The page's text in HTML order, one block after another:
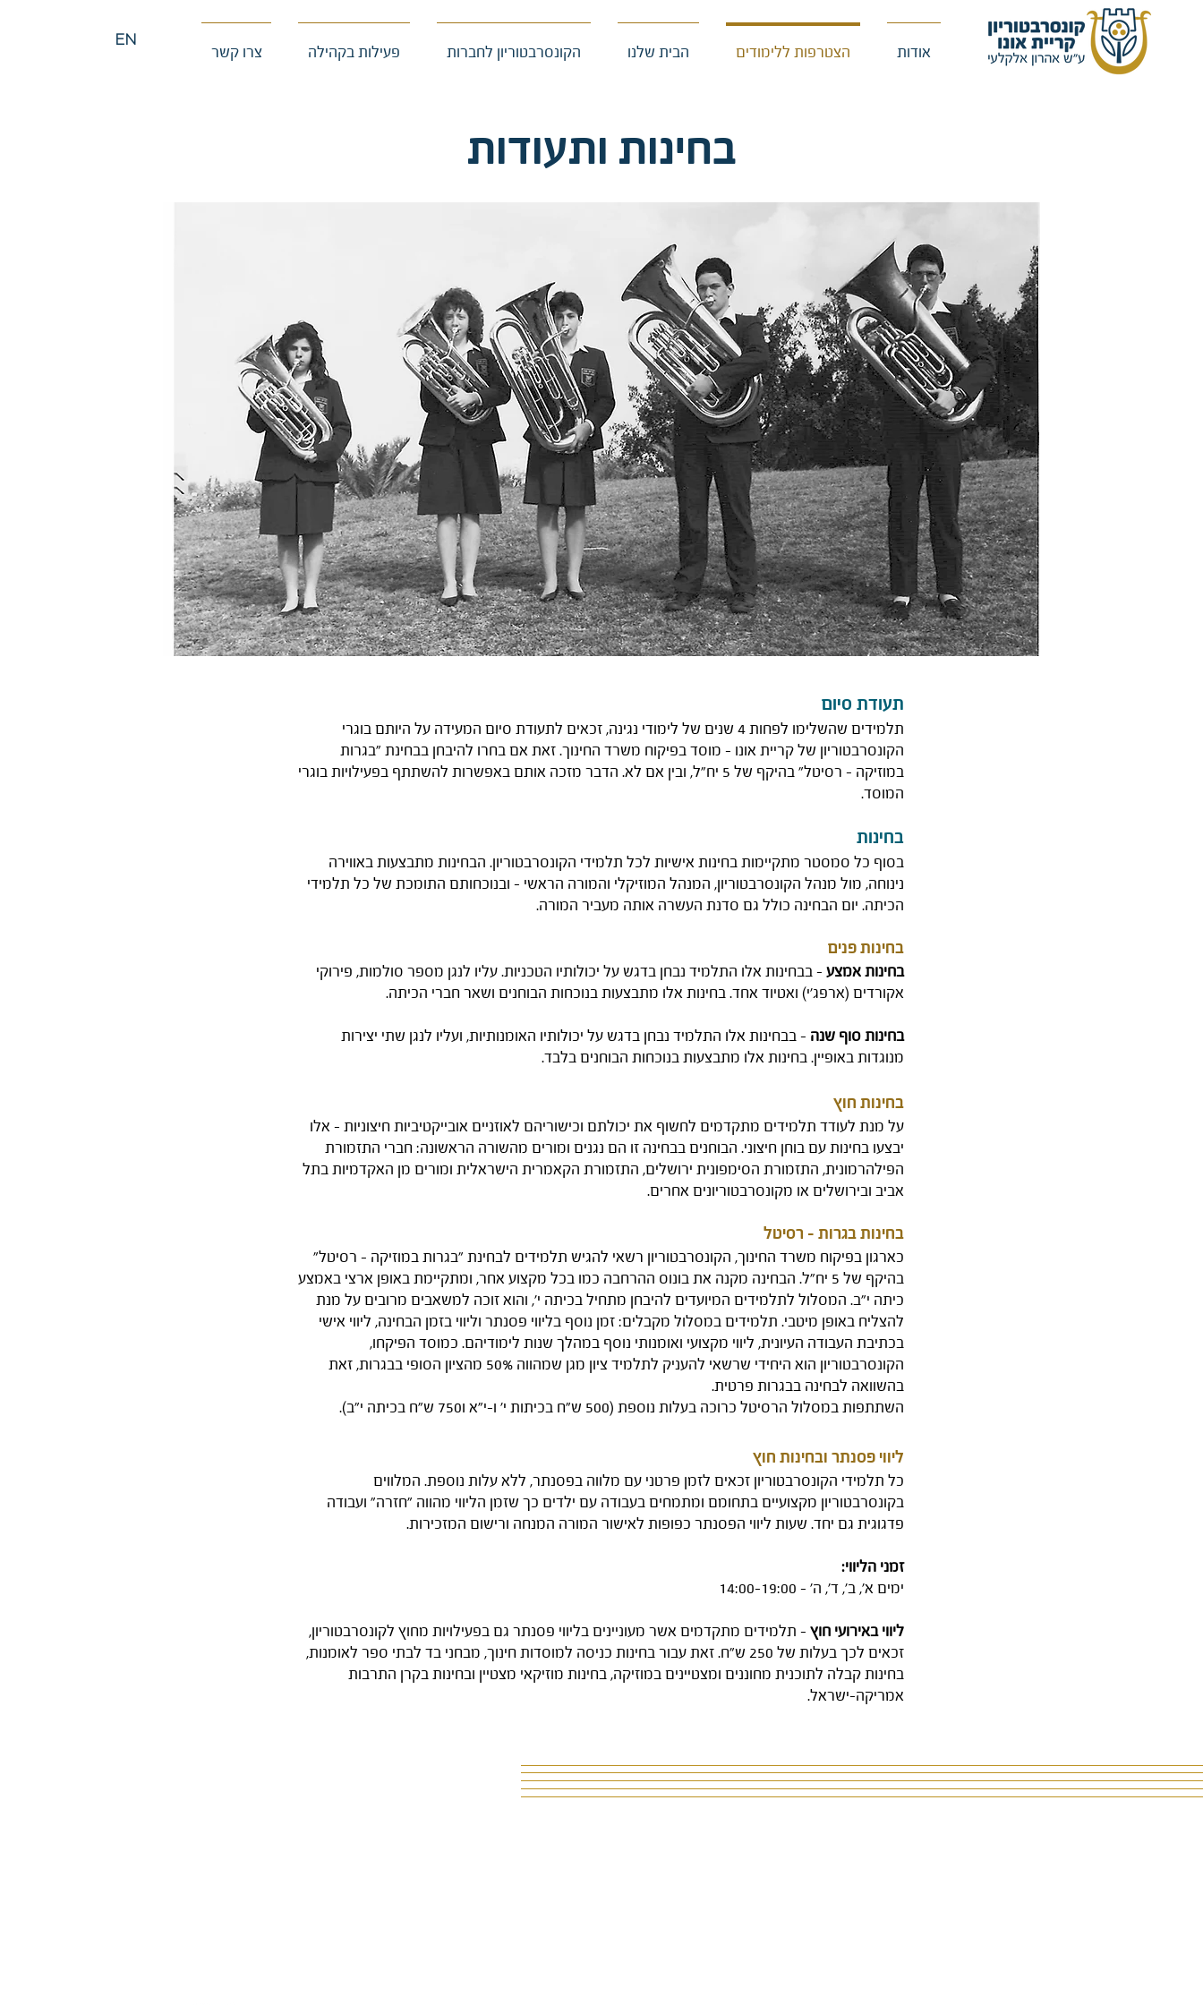
אודות הצטרפות ללימודים הבית שלנו הקונסרבטוריון לחברות פעילות בקהילה צרו קשר
EN
בחינות ותעודות
תעודת סיום
תלמידים שהשלימו לפחות 4 שנים של לימודי נגינה, זכאים לתעודת סיום המעידה על היותם בוגרי
הקונסרבטוריון של קריית אונו - מוסד בפיקוח משרד החינוך. זאת אם בחרו להיבחן בבחינת "בגרות
במוזיקה - רסיטל" בהיקף של 5 יח"ל, ובין אם לא. הדבר מזכה אותם באפשרות להשתתף בפעילויות בוגרי
המוסד.
בחינות
בסוף כל סמסטר מתקיימות בחינות אישיות לכל תלמידי הקונסרבטוריון. הבחינות מתבצעות באווירה
נינוחה, מול מנהל הקונסרבטוריון, המנהל המוזיקלי והמורה הראשי - ובנוכחותם התומכת של כל תלמידי
הכיתה. יום הבחינה כולל גם סדנת העשרה אותה מעביר המורה.
בחינות פנים
בחינות אמצע - בבחינות אלו התלמיד נבחן בדגש על יכולותיו הטכניות. עליו לנגן מספר סולמות, פירוקי
אקורדים (ארפג'י) ואטיוד אחד. בחינות אלו מתבצעות בנוכחות הבוחנים ושאר חברי הכיתה.
בחינות סוף שנה - בבחינות אלו התלמיד נבחן בדגש על יכולותיו האומנותיות, ועליו לנגן שתי יצירות
מנוגדות באופיין. בחינות אלו מתבצעות בנוכחות הבוחנים בלבד.
בחינות חוץ
על מנת לעודד תלמידים מתקדמים לחשוף את יכולתם וכישוריהם לאוזניים אובייקטיביות חיצוניות - אלו
יבצעו בחינות עם בוחן חיצוני. הבוחנים בבחינה זו הם נגנים ומורים מהשורה הראשונה: חברי התזמורת
הפילהרמונית, התזמורת הסימפונית ירושלים, התזמורת הקאמרית הישראלית ומורים מן האקדמיות בתל
אביב ובירושלים או מקונסרבטוריונים אחרים.
בחינות בגרות - רסיטל
כארגון בפיקוח משרד החינוך, הקונסרבטוריון רשאי להגיש תלמידים לבחינת "בגרות במוזיקה - רסיטל"
בהיקף של 5 יח"ל. הבחינה מקנה את בונוס ההרחבה כמו בכל מקצוע אחר, ומתקיימת באופן ארצי באמצע
כיתה י"ב. המסלול לתלמידים המיועדים להיבחן מתחיל בכיתה י', והוא זוכה למשאבים מרובים על מנת
להצליח באופן מיטבי. תלמידים במסלול מקבלים: זמן נוסף בליווי פסנתר וליווי בזמן הבחינה, ליווי אישי
בכתיבת העבודה העיונית, ליווי מקצועי ואומנותי נוסף במהלך שנות לימודיהם. כמוסד הפיקחו,
הקונסרבטוריון הוא היחידי שרשאי להעניק לתלמיד ציון מגן שמהווה 50% מהציון הסופי בבגרות, זאת
בהשוואה לבחינה בבגרות פרטית.
השתתפות במסלול הרסיטל כרוכה בעלות נוספת (500 ש"ח בכיתות י' ו-י"א ו750 ש"ח בכיתה י"ב).
ליווי פסנתר ובחינות חוץ
כל תלמידי הקונסרבטוריון זכאים לזמן פרטני עם מלווה בפסנתר, ללא עלות נוספת. המלווים
בקונסרבטוריון מקצועיים בתחומם ומתמחים בעבודה עם ילדים כך שזמן הליווי מהווה "חזרה" ועבודה
פדגוגית גם יחד. שעות ליווי הפסנתר כפופות לאישור המורה המנחה ורישום המזכירות.
זמני הליווי:
ימים א', ב', ד', ה' - 14:00-19:00
ליווי באירועי חוץ - תלמידים מתקדמים אשר מעוניינים בליווי פסנתר גם בפעילויות מחוץ לקונסרבטוריון,
זכאים לכך בעלות של 250 ש"ח. זאת עבור בחינות כניסה למוסדות חינוך, מבחני בד לבתי ספר לאומנות,
בחינות קבלה לתוכנית מחוננים ומצטיינים במוזיקה, בחינות מוזיקאי מצטיין ובחינות בקרן התרבות
אמריקה-ישראל.